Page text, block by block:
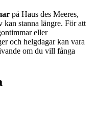
på Haus des Meeres,
kan stanna längre. För att
eller
och helgdagar kan vara
om du vill fånga